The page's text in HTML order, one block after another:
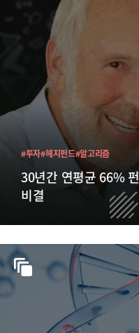
30년간 연평균 66%
비결
#투자#헤지펀드#알고리즘